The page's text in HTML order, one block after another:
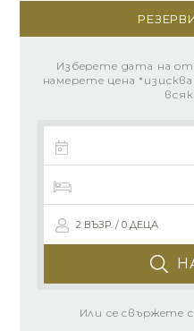
Изберете дата на
намерете цена
2 ВЪЗР. / 0 ДЕЦА
Или се свържете с